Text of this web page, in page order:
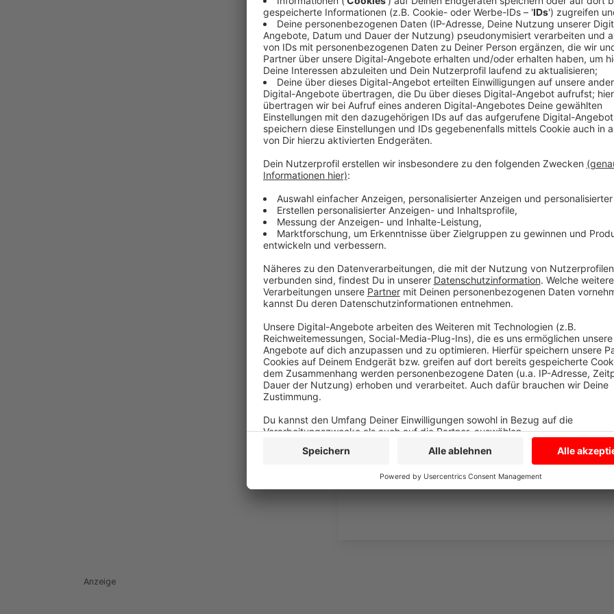
Comedy
Elvis Eifel - Der Podcast:
Anzeige
Vorstellen brauchen wir ihn euch nicht. Seit 2003
seine Späße am Telefon mit seinen Hörerinnen und
müssen am Ende mit lachen - wenn auch nicht
bekommen könnt, ist Elvis nun unter die Podcaster
die Uhr zur Verfügung. Hier bekommt Ihr außerdem
Telefonate in längerer Version. Elvis wird sich mit
Telefonate aus den letzten zwei Jahrzehnten
ergangen ist und wobei er selbst mal ins
und bitte nicht erschrecken, wenn dabei das
Anzeige
Anzeige
Anzeige